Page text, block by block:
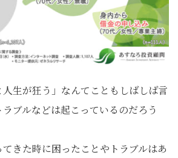
人生が狂う」なんてこともしばしば言
ブルなどは起こっているのだろう
てきた時に困ったことやトラブルはあ